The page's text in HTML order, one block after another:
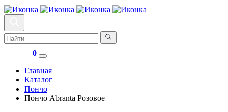
0
Главная
Каталог
Пончо
Пончо Abranta Розовое